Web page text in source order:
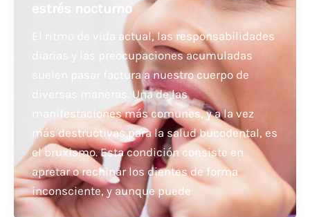
estrés nocturno
El ritmo de vida actual, las responsabilidades
diarias y las preocupaciones acumuladas
suelen pasar factura a nuestro cuerpo de
diversas maneras. Una de las
manifestaciones más comunes, y a la vez
más destructivas para la salud bucodental, es
el bruxismo. Esta condición consiste en
apretar o rechinar los dientes de forma
inconsciente, y aunque puede